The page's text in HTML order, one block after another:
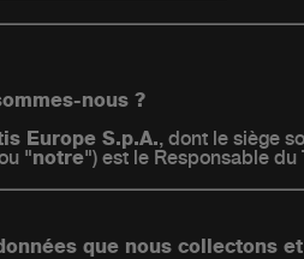
nous ?
Europe S.p.A., dont le siège
"notre") est le Responsable
que nous collectons